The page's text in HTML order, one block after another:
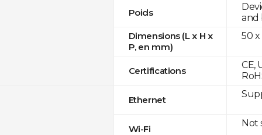
Poids
Dimensions (L x H x
P, en mm)
Certifications
Ethernet
Wi-Fi
and
50 x
CE,
Not